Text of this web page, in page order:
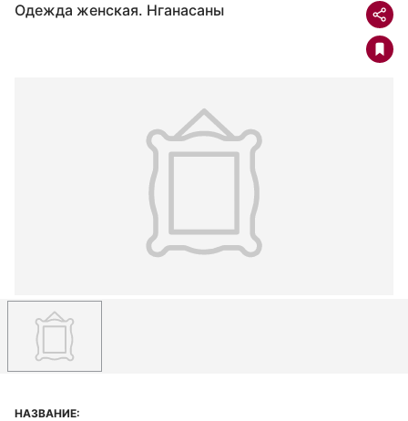
Одежда женская. Нганасаны
НАЗВАНИЕ: